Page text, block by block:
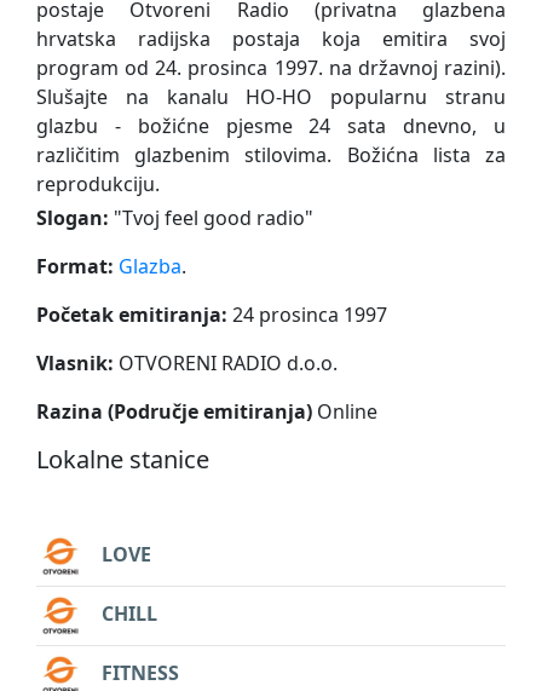
postaje Otvoreni Radio (privatna glazbena
hrvatska radijska postaja koja emitira svoj
program od 24. prosinca 1997. na državnoj razini).
Slušajte na kanalu HO-HO popularnu stranu
glazbu - božićne pjesme 24 sata dnevno, u
različitim glazbenim stilovima. Božićna lista za
reprodukciju.
Slogan: "Tvoj feel good radio"
Format: Glazba.
Početak emitiranja: 24 prosinca 1997
Vlasnik: OTVORENI RADIO d.o.o.
Razina (Područje emitiranja) Online
Lokalne stanice
LOVE
CHILL
FITNESS